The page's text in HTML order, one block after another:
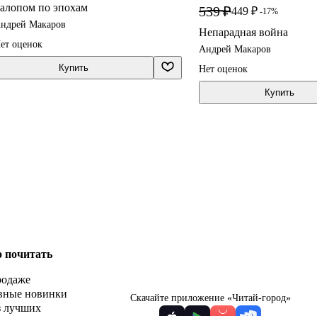
по эпохам
Макаров
оценок
Купить
539 ₽449 ₽ -17%
Непарадная война
Андрей Макаров
Нет оценок
Купить
почитать
новинки
лучших
Скачайте приложение «Читай-город»